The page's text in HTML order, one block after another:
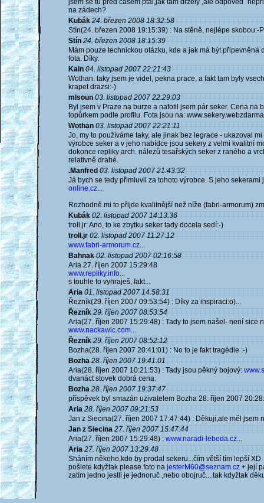
jsem se tu před časem ptal,jak tam držely ,ale odpovědˇ
na zádech?
Kubák 24. březen 2008 18:32:58
Stín(24. březen 2008 19:15:39) : Na stěně, nejlépe skobou:-P
Stín 24. březen 2008 18:15:39
Mám pouze technickou otázku, kde a jak má být
fota. Díky.
Kain 04. listopad 2007 22:21:43
Wothan: taky jsem je videl, pekna prace, a fakt tam byly
krapet drazsi:-)
mlsoun 03. listopad 2007 22:29:03
Byl jsem v Praze na burze a nafotil jsem pár seker. Cena
topůrkem podle profilu. Fota jsou na:
Wothan 03. listopad 2007 22:21:11
Jo, my to používáme taky, ale jinak bez legrace - ukazoval
výrobce seker a v jeho nabídce jsou sekery z velmi kvalitní
dokonce repliky arch. nálezů tesařských seker z raného a
relativně drahé.
.Manfred 03. listopad 2007 21:43:32
Já bych se tedy přimluvil za tohoto výrobce. S jeho
online.cz...
Rozhodně mi to přijde kvalitnější než níže (fabri-armorum)
Kubák 02. listopad 2007 14:13:36
troll.jr: Ano, to ke zbytku seker tady docela sedí:-)
troll.jr 02. listopad 2007 11:27:12
www.fabri-armorum.cz...
Bahnak 02. listopad 2007 02:16:58
Aria 27. říjen 2007 15:29:48
www.repliky.info...
s touhle to vyhraješ, fakt...
Aria 01. listopad 2007 14:58:31
Řezník(29. říjen 2007 09:53:54) : Díky za inspiraci:o)...
Řezník 29. říjen 2007 08:53:54
Aria(27. říjen 2007 15:29:48) : Tady to jsem našel- není sice
www.nackawic.com...
Řezník 29. říjen 2007 08:52:12
Bozha(28. říjen 2007 20:41:01) : No to je fakt tragédie :-)
Bozha 28. říjen 2007 19:41:01
Aria(28. říjen 2007 10:21:53) : Tady jsou pěkný bojový:
dvanáct stovek dobrá cena.
Bozha 28. říjen 2007 19:37:47
příspěvek byl smazán użivatelem Bozha 28. říjen 2007
Aria 28. říjen 2007 09:21:53
Jan z Siecina(27. říjen 2007 17:47:44) : Děkuji,ale měl jsem
Jan z Siecina 27. říjen 2007 15:47:44
Aria(27. říjen 2007 15:29:48) : www.naradi-lebeda.cz...
Aria 27. říjen 2007 13:29:48
Sháním někoho,kdo by prodal sekeru...čím větší tím lepší XD
pošlete kdyžtak please foto na jesterM60@seznam.cz + její
zatím jedno jestli je jednoruč ,nebo obojruč....tak kdyžtak